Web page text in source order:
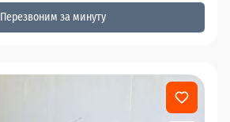
Перезвоним за минуту